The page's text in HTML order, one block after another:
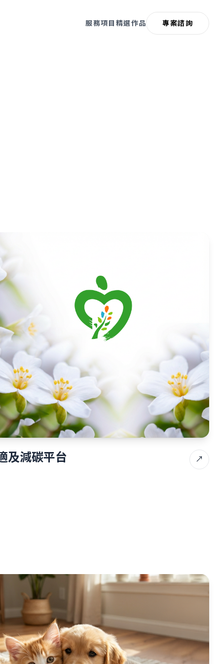
服務項目 精選作品 專案諮詢
及減碳平台 ↗